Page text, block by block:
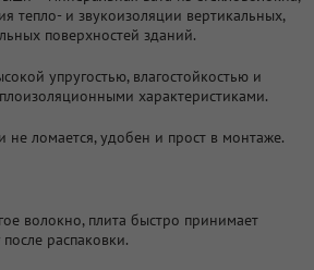
тепло- и звукоизоляции вертикальных,
поверхностей зданий.
упругостью, влагостойкостью и
характеристиками.
не ломается, удобен и прост в монтаже.
волокно, плита быстро принимает
распаковки.